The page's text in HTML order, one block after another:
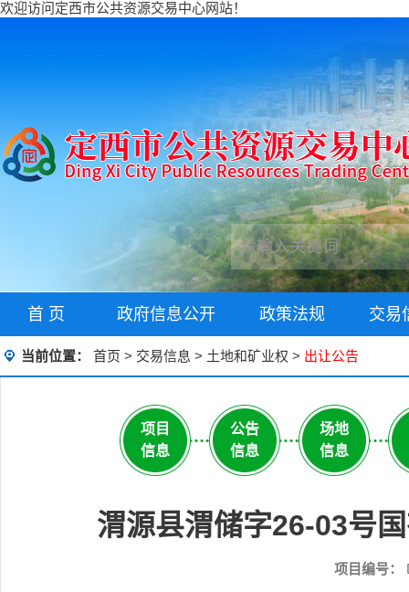
欢迎访问定西市公共资源交易中心网站！
首 页 政府信息公开 政策法规 交易
当前位置： 首页 > 交易信息 > 土地和矿业权 > 出让公告
项目
信息
公告
信息
场地
信息
渭源县渭储字26-03号
项目编号：